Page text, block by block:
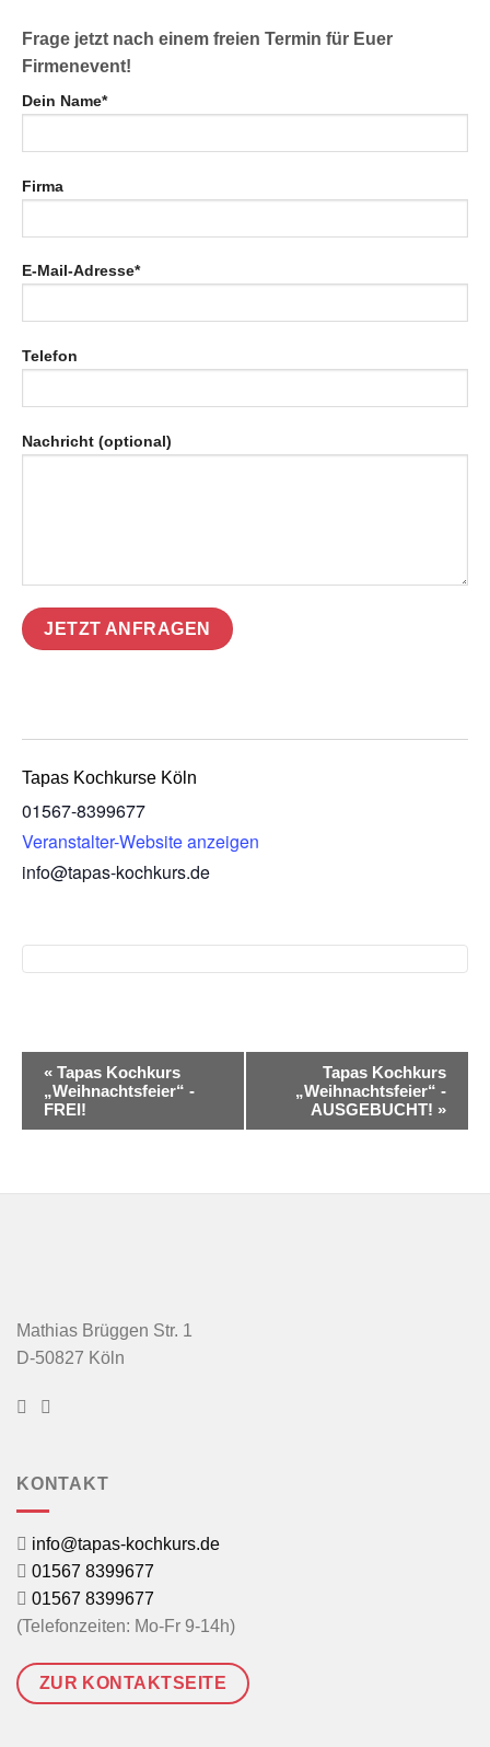
Frage jetzt nach einem freien Termin für Euer
Firmenevent!
Dein Name*
Firma
E-Mail-Adresse*
Telefon
Nachricht (optional)
Tapas Kochkurse Köln
01567-8399677
Veranstalter-Website anzeigen
info@tapas-kochkurs.de
Veranstaltung
Navigation
« Tapas Kochkurs
„Weihnachtsfeier“ -
FREI!
Tapas Kochkurs
„Weihnachtsfeier“ -
AUSGEBUCHT! »
Mathias Brüggen Str. 1
D-50827 Köln
KONTAKT
info@tapas-kochkurs.de
01567 8399677
01567 8399677
(Telefonzeiten: Mo-Fr 9-14h)
ZUR KONTAKTSEITE